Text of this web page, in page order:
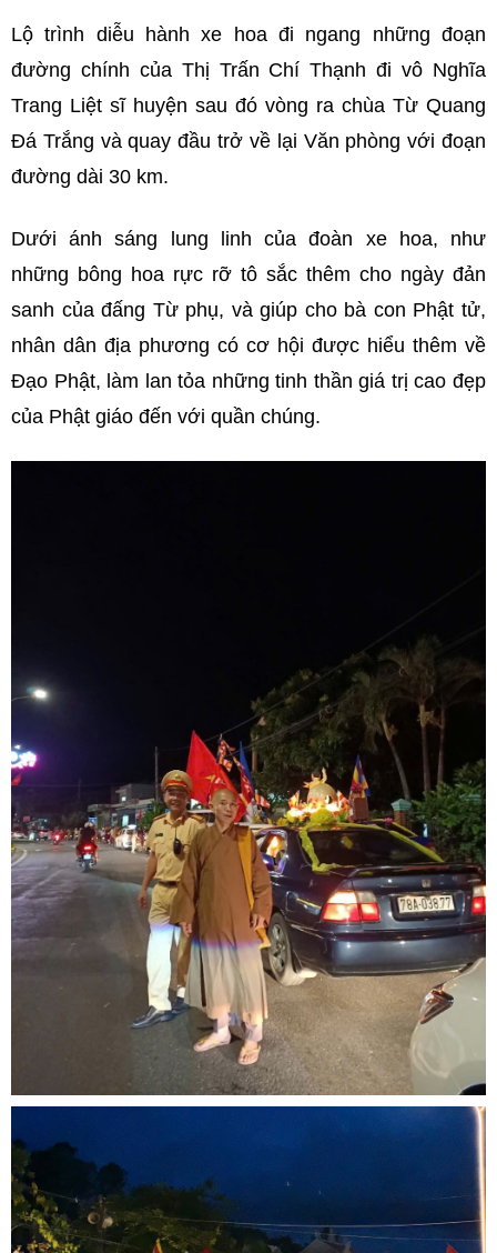
Lộ trình diễu hành xe hoa đi ngang những đoạn
đường chính của Thị Trấn Chí Thạnh đi vô Nghĩa
Trang Liệt sĩ huyện sau đó vòng ra chùa Từ Quang
Đá Trắng và quay đầu trở về lại Văn phòng với đoạn
đường dài 30 km.
Dưới ánh sáng lung linh của đoàn xe hoa, như
những bông hoa rực rỡ tô sắc thêm cho ngày đản
sanh của đấng Từ phụ, và giúp cho bà con Phật tử,
nhân dân địa phương có cơ hội được hiểu thêm về
Đạo Phật, làm lan tỏa những tinh thần giá trị cao đẹp
của Phật giáo đến với quần chúng.